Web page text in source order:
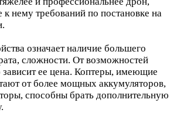
к нему требований по постановке на
означает наличие большего
сложности. От возможностей
ее цена. Коптеры, имеющие
от более мощных аккумуляторов,
способны брать дополнительную